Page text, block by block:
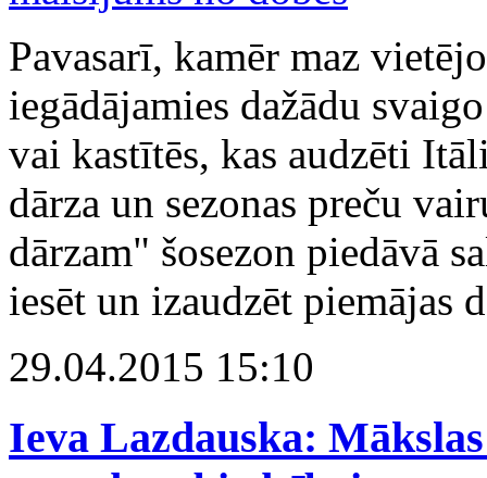
Pavasarī, kamēr maz
iegādājamies dažādu
vai kastītēs, kas audzēti
dārza un sezonas preču
dārzam" šosezon piedāvā
iesēt un izaudzēt piemājas
29.04.2015 15:10
Ieva Lazdauska: